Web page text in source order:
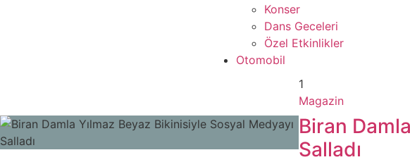
Konser
Dans Geceleri
Özel Etkinlikler
Otomobil
1
Magazin
Biran
Salladı